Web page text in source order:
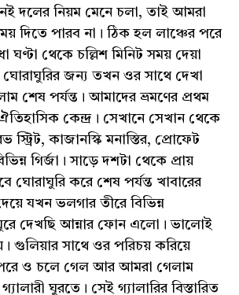
দলের নিয়ম মেনে চলা, তাই আমরা
দিতে পারব না। ঠিক হল লাঞ্চের পরে
থেকে চল্লিশ মিনিট সময় দেয়া
জন্য তখন ওর সাথে দেখা
শেষ পর্যন্ত। আমাদের ভ্রমণের প্রথম
কেন্দ্র। সেখানে সেখান থেকে
কাজানস্কি মনাস্তির, প্রোফেট
গির্জা। সাড়ে দশটা থেকে প্রায়
ঘোরাঘুরি করে শেষ পর্যন্ত খাবারের
যখন ভলগার তীরে বিভিন্ন
দেখছি আন্নার ফোন এলো। ভালোই
গুলিয়ার সাথে ওর পরিচয় করিয়ে
পরে ও চলে গেল আর আমরা গেলাম
ঘুরতে। সেই গ্যালারির বিস্তারিত